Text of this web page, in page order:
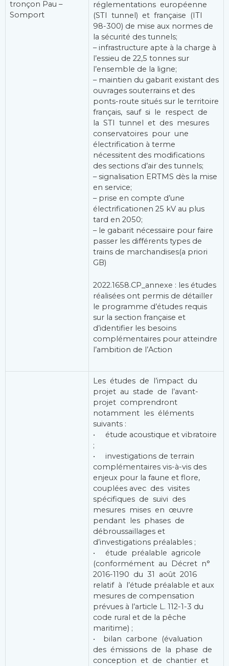
tronçon Pau –
Somport
réglementations européenne
(STI tunnel) et française (ITI
98-300) de mise aux normes de
la sécurité des tunnels;
– infrastructure apte à la charge à
l’essieu de 22,5 tonnes sur
l’ensemble de la ligne;
– maintien du gabarit existant des
ouvrages souterrains et des
ponts-route situés sur le territoire
français, sauf si le respect de
la STI tunnel et des mesures
conservatoires pour une
électrification à terme
nécessitent des modifications
des sections d’air des tunnels;
– signalisation ERTMS dès la mise
en service;
– prise en compte d’une
électrificationen 25 kV au plus
tard en 2050;
– le gabarit nécessaire pour faire
passer les différents types de
trains de marchandises(a priori
GB)
2022.1658.CP_annexe : les études
réalisées ont permis de détailler
le programme d’études requis
sur la section française et
d’identifier les besoins
complémentaires pour atteindre
l’ambition de l’Action
Les études de l’impact du
projet au stade de l’avant-
projet comprendront
notamment les éléments
suivants :
• étude acoustique et vibratoire
;
• investigations de terrain
complémentaires vis-à-vis des
enjeux pour la faune et flore,
couplées avec des visites
spécifiques de suivi des
mesures mises en œuvre
pendant les phases de
débroussaillages et
d’investigations préalables ;
• étude préalable agricole
(conformément au Décret n°
2016-1190 du 31 août 2016
relatif à l’étude préalable et aux
mesures de compensation
prévues à l’article L. 112-1-3 du
code rural et de la pêche
maritime) ;
• bilan carbone (évaluation
des émissions de la phase de
conception et de chantier et